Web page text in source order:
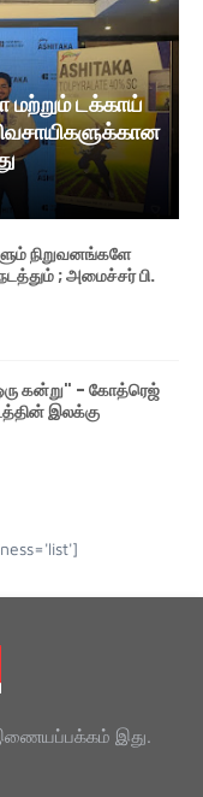
டக்காய்
நிறுவனங்களே
; அமைச்சர் பி.
கன்று" - கோத்ரெஜ்
இலக்கு
இது.